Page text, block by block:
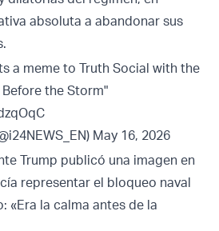
absoluta a abandonar sus
a meme to Truth Social with the
the Storm"
May 16, 2026
Trump publicó una imagen en
representar el bloqueo naval
«Era la calma antes de la